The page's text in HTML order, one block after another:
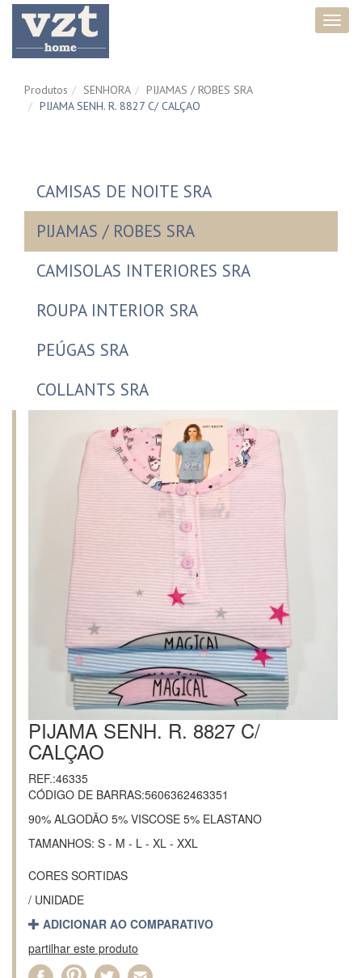
Produtos SENHORA
PIJAMAS / ROBES SRA
PIJAMA SENH. R. 8827 C/ CALÇAO
CAMISAS DE NOITE SRA
PIJAMAS / ROBES SRA
CAMISOLAS INTERIORES SRA
ROUPA INTERIOR SRA
PEÚGAS SRA
COLLANTS SRA
PIJAMA SENH. R. 8827 C/
CALÇAO
REF.:46335
CÓDIGO DE BARRAS:5606362463351
90% ALGODÃO 5% VISCOSE 5% ELASTANO
TAMANHOS: S - M - L - XL - XXL
CORES SORTIDAS
/ UNIDADE
ADICIONAR AO COMPARATIVO
partilhar este produto